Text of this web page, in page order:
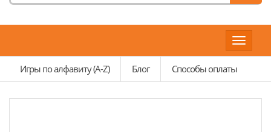
Toggle
Игры по алфавиту (A-Z)
Блог Способы оплаты